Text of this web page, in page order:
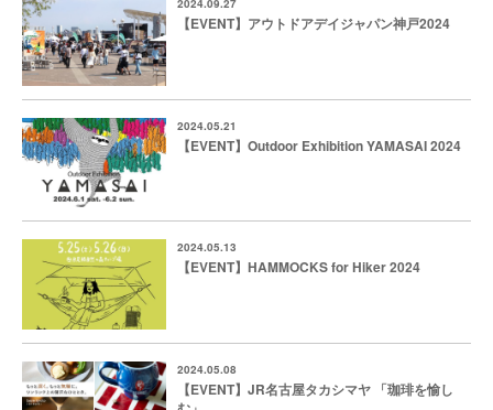
2024.09.27
【EVENT】アウトドアデイジャパン神戸2024
2024.05.21
【EVENT】Outdoor Exhibition YAMASAI 2024
2024.05.13
【EVENT】HAMMOCKS for Hiker 2024
2024.05.08
【EVENT】JR名古屋タカシマヤ 「珈琲を愉し